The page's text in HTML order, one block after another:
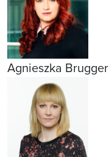
Agnieszka Brugger